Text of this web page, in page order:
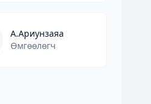
А.Ариунзаяа
Өмгөөлөгч